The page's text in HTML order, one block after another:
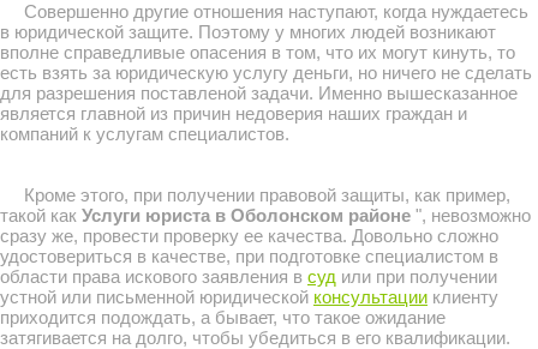
Совершенно другие отношения наступают, когда нуждаетесь
в юридической защите. Поэтому у многих людей возникают
вполне справедливые опасения в том, что их могут кинуть, то
есть взять за юридическую услугу деньги, но ничего не сделать
для разрешения поставленой задачи. Именно вышесказанное
является главной из причин недоверия наших граждан и
компаний к услугам специалистов.
Кроме этого, при получении правовой защиты, как пример,
такой как Услуги юриста в Оболонском районе ", невозможно
сразу же, провести проверку ее качества. Довольно сложно
удостовериться в качестве, при подготовке специалистом в
области права искового заявления в суд или при получении
устной или письменной юридической консультации клиенту
приходится подождать, а бывает, что такое ожидание
затягивается на долго, чтобы убедиться в его квалификации.